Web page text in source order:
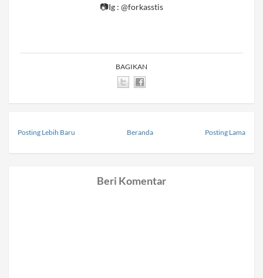
📷Ig : @forkasstis
BAGIKAN
Posting Lebih Baru Posting Lama
Beranda
Beri Komentar